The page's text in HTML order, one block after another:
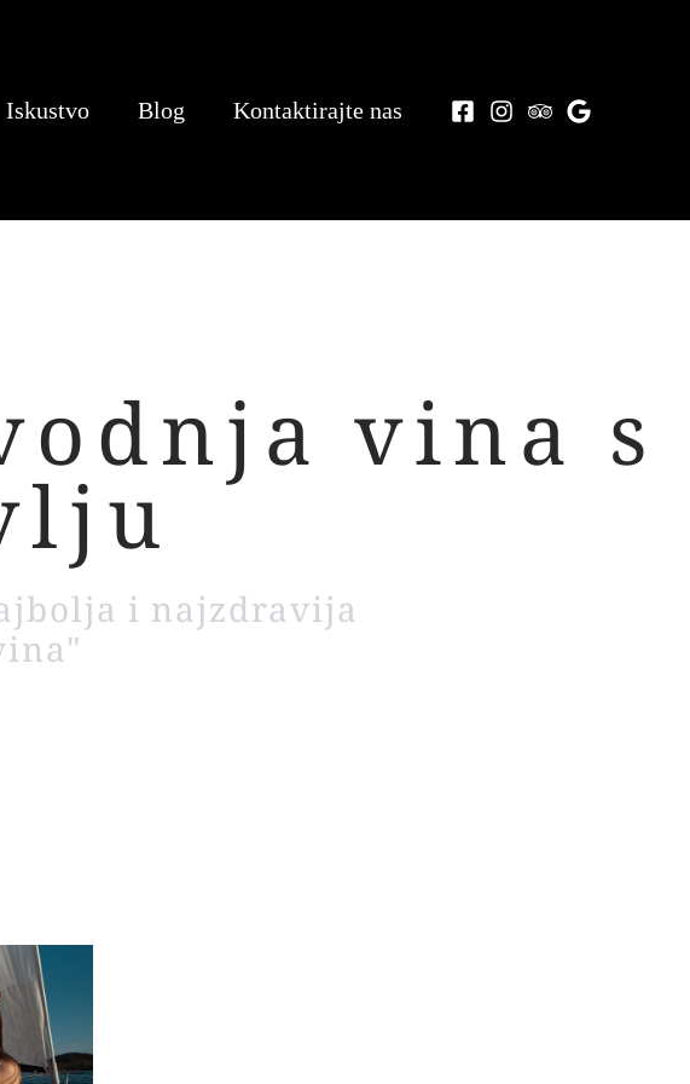
Iskustvo Blog Kontaktirajte nas
vina s
i najzdravija